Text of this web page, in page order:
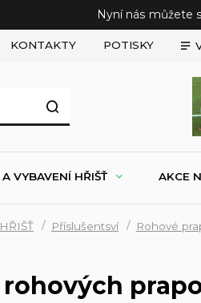
Nyní nás můžete
KONTAKTY POTISKY
VYBAVENÍ HŘIŠŤ AKCE
Příslušentsví Rohové